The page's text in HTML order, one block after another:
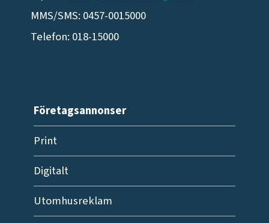
MMS/SMS: 0457-0015000
Telefon: 018-15000
Företagsannonser
Print
Digitalt
Utomhusreklam